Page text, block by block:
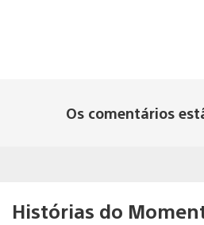
Os comentários
Histórias do